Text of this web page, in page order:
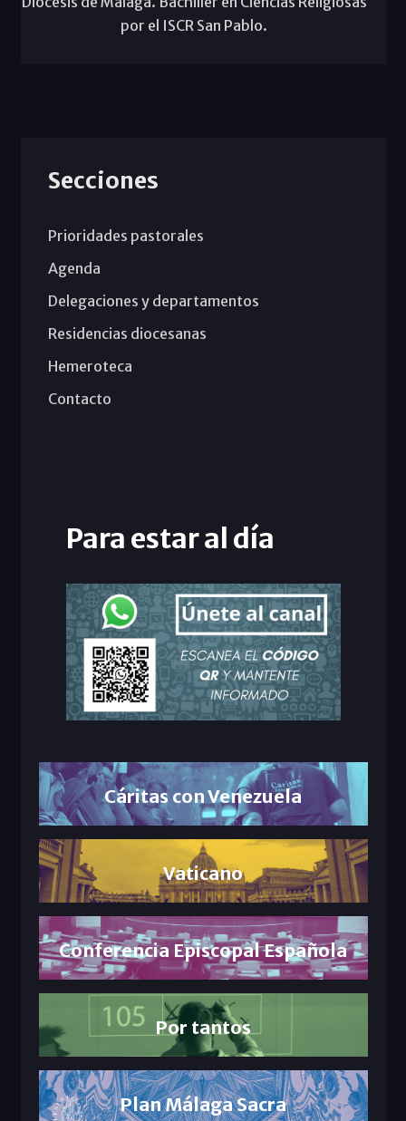
por el ISCR San Pablo.
Secciones
Prioridades pastorales
Agenda
Delegaciones y departamentos
Residencias diocesanas
Hemeroteca
Contacto
Para estar al día
Cáritas con Venezuela
Vaticano
Conferencia Episcopal Española
Por tantos
Plan Málaga Sacra